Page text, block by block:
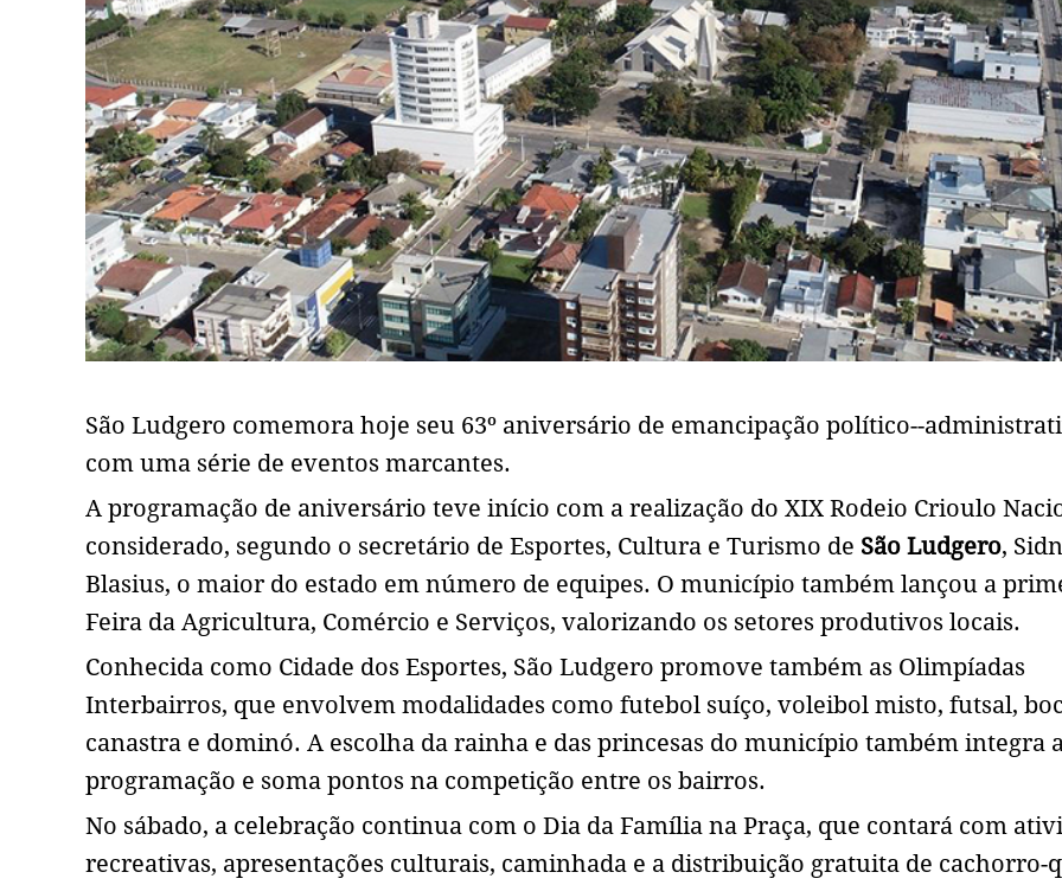
São Ludgero comemora hoje seu 63º aniversário de emancipação político--
com uma série de eventos marcantes.
A programação de aniversário teve início com a realização do XIX Rodeio Crioulo
considerado, segundo o secretário de Esportes, Cultura e Turismo de São Ludgero,
Blasius, o maior do estado em número de equipes. O município também lançou a
Feira da Agricultura, Comércio e Serviços, valorizando os setores produtivos locais.
Conhecida como Cidade dos Esportes, São Ludgero promove também as Olimpíadas
Interbairros, que envolvem modalidades como futebol suíço, voleibol misto, futsal,
canastra e dominó. A escolha da rainha e das princesas do município também integra a
programação e soma pontos na competição entre os bairros.
No sábado, a celebração continua com o Dia da Família na Praça, que contará com
recreativas, apresentações culturais, caminhada e a distribuição gratuita de cachorro-